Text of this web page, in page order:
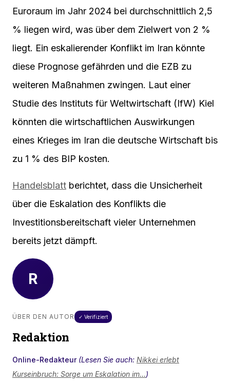
Euroraum im Jahr 2024 bei durchschnittlich 2,5
% liegen wird, was über dem Zielwert von 2 %
liegt. Ein eskalierender Konflikt im Iran könnte
diese Prognose gefährden und die EZB zu
weiteren Maßnahmen zwingen. Laut einer
Studie des Instituts für Weltwirtschaft (IfW) Kiel
könnten die wirtschaftlichen Auswirkungen
eines Krieges im Iran die deutsche Wirtschaft bis
zu 1 % des BIP kosten.
Handelsblatt berichtet, dass die Unsicherheit
über die Eskalation des Konflikts die
Investitionsbereitschaft vieler Unternehmen
bereits jetzt dämpft.
R
ÜBER DEN AUTOR ✓ Verifiziert
Redaktion
Online-Redakteur (Lesen Sie auch: Nikkei erlebt
Kurseinbruch: Sorge um Eskalation im…)